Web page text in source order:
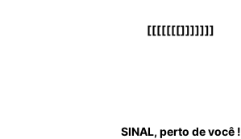
[[[[[[[]]]]]]]
SINAL, perto de você !